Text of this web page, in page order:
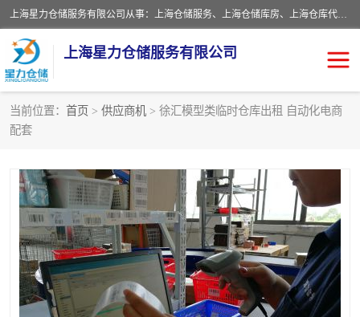
上海星力仓储服务有限公司从事：上海仓储服务、上海仓储库房、上海仓库代运营、上海仓库对外出租、上海仓库外包、上海三方仓储、上海电商仓储代发、上海电商代发货仓库、上海托管仓库、上海仓储配送。上海星力仓储服务有限公司现在拥有100个分仓、10万余平方的标准库房，精炼员工几百名，与几千家客户合作，公司已跻身上海仓储行业前列。欢迎来电咨询！
上海星力仓储服务有限公司
当前位置： 首页 > 供应商机 > 徐汇模型类临时仓库出租 自动化电商
配套
上海仓库对外出租
上海仓储配送 上海仓库外包
上海仓库代运营 上海托管仓库
上海第三方仓储 上海仓储服务
仓储 上海电商代发货仓库